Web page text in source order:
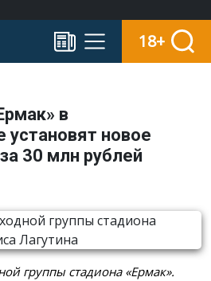
18+
в
установят новое
30 млн рублей
группы стадиона «Ермак».